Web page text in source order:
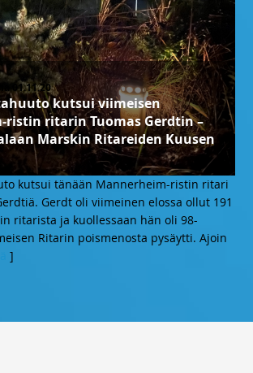
01.11.20
kutsui viimeisen
ristin ritarin Tuomas Gerdtin –
Marskin Ritareiden Kuusen
kutsui tänään Mannerheim-ristin ritari
Gerdt oli viimeinen elossa ollut 191
ritarista ja kuollessaan hän oli 98-
Ritarin poismenosta pysäytti. Ajoin
]